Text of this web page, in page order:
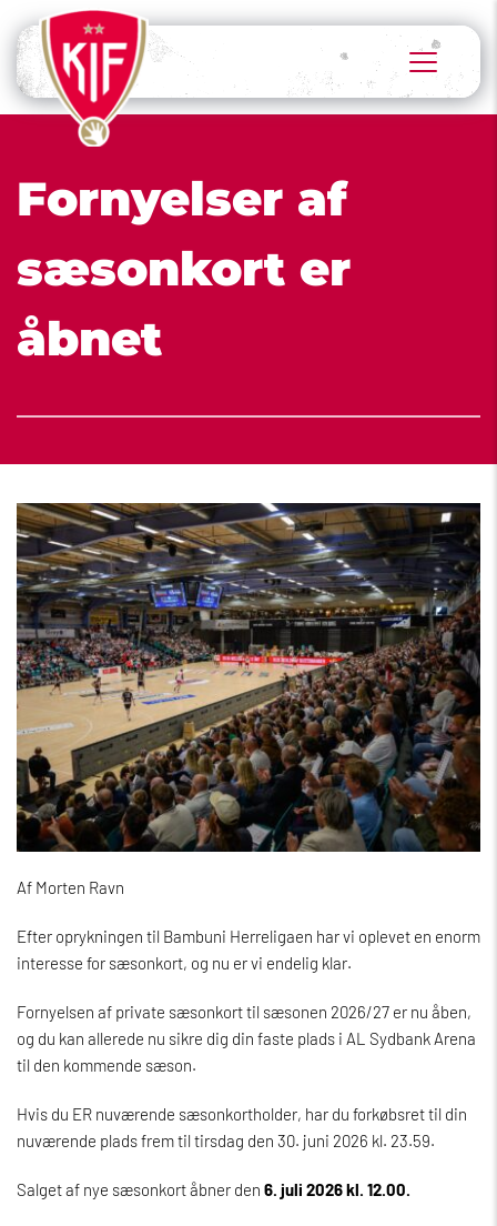
Fornyelser af
sæsonkort er
åbnet
Af Morten Ravn
Efter oprykningen til Bambuni Herreligaen har vi oplevet en enorm
interesse for sæsonkort, og nu er vi endelig klar.
Fornyelsen af private sæsonkort til sæsonen 2026/27 er nu åben,
og du kan allerede nu sikre dig din faste plads i AL Sydbank Arena
til den kommende sæson.
Hvis du ER nuværende sæsonkortholder, har du forkøbsret til din
nuværende plads frem til tirsdag den 30. juni 2026 kl. 23.59.
Salget af nye sæsonkort åbner den 6. juli 2026 kl. 12.00.